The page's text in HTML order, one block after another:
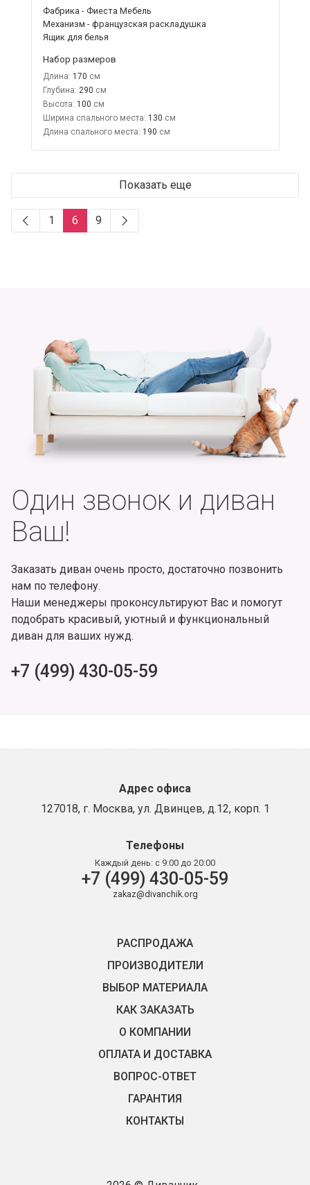
Фабрика - Фиеста Мебель
Механизм - французская раскладушка
Ящик для белья
Набор размеров
Длина: 170
Глубина: 290
Высота: 100
Ширина спального места: 130
Длина спального места: 190
Показать еще
1 6 9
Один звонок и диван
Ваш!
Заказать диван очень просто, достаточно позвонить
нам по телефону.
Наши менеджеры проконсультируют Вас и помогут
подобрать красивый, уютный и функциональный
диван для ваших нужд.
+7 (499) 430-05-59
Адрес офиса
127018, г. Москва, ул. Двинцев, д.12, корп. 1
Телефоны
Каждый день: с 9:00 до 20:00
+7 (499) 430-05-59
zakaz@divanchik.org
РАСПРОДАЖА
ПРОИЗВОДИТЕЛИ
ВЫБОР МАТЕРИАЛА
КАК ЗАКАЗАТЬ
О КОМПАНИИ
ОПЛАТА И ДОСТАВКА
ВОПРОС-ОТВЕТ
ГАРАНТИЯ
КОНТАКТЫ